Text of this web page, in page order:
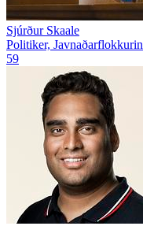
Sjúrður Skaale
Politiker, Javnaðarflokkurin
59